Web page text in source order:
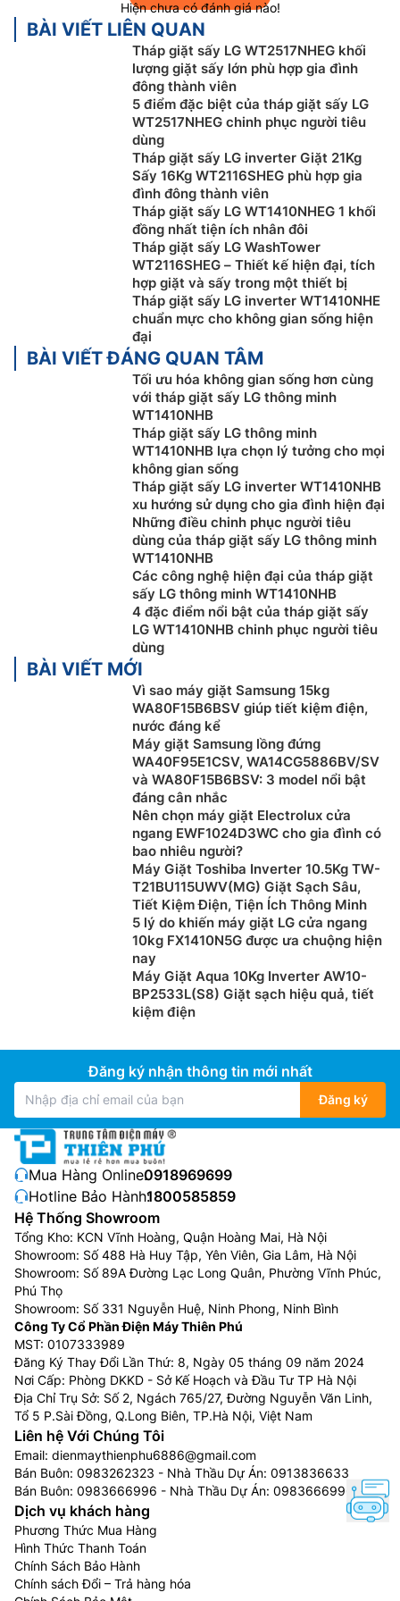
Công nghệ Auto Sense AI DD™
Công nghệ AI DD được tích hợp động cơ truyền động
trực tiếp Intello DD và công nghệ trí thông minh nhân
tạo AI, có khả năng nhận diện được khối lượng và độ
mềm của quần áo, từ đó giúp chuyển động lồng giặt
phù hợp để giặt sạch các vết bẩn bám trên áo quần,
bảo vệ quần áo tốt hơn 18%.
Công nghệ sấy Smart Paring™
Với công nghệ Smart Paring™, quần áo đã giặt của bạn
sẽ được sấy khô ở chu trình tối ưu nhất,, việc bạn cần
làm là chỉ cần nhấn nút bắt đầu và để
WashTower WT1410NHB tự làm những việc còn lại.
Chu trình chăm sóc dị ứng của LG
người dùng có thể mặc quần áo đầy tự tin khi biết
rằng Chu trình chăm sóc dị ứng của LG loại bỏ cho
bạn 99,9% mạt bụi gia đình có thể gây dị ứng.
Chế độ Giặt – Sấy nhanh trong 1 giờ
Nhờ chế độ Giặt và sấy nhanh của LG với tùy chọn
Chuẩn bị sấy, bạn có thể hoàn thành việc giặt và sấy
trong một giờ đối với mẻ giặt nhỏ như đồ thể thao và
đồ ngủ.
Hiện chưa có đánh giá nào!
BÀI VIẾT LIÊN QUAN
Tháp giặt sấy LG WT2517NHEG khối
lượng giặt sấy lớn phù hợp gia đình
đông thành viên
5 điểm đặc biệt của tháp giặt sấy LG
WT2517NHEG chinh phục người tiêu
dùng
Tháp giặt sấy LG inverter Giặt 21Kg
Sấy 16Kg WT2116SHEG phù hợp gia
đình đông thành viên
Tháp giặt sấy LG WT1410NHEG 1 khối
đồng nhất tiện ích nhân đôi
Tháp giặt sấy LG WashTower
WT2116SHEG – Thiết kế hiện đại, tích
hợp giặt và sấy trong một thiết bị
Tháp giặt sấy LG inverter WT1410NHE
chuẩn mực cho không gian sống hiện
đại
BÀI VIẾT ĐÁNG QUAN TÂM
Tối ưu hóa không gian sống hơn cùng
với tháp giặt sấy LG thông minh
WT1410NHB
Tháp giặt sấy LG thông minh
WT1410NHB lựa chọn lý tưởng cho mọi
không gian sống
Tháp giặt sấy LG inverter WT1410NHB
xu hướng sử dụng cho gia đình hiện đại
Những điều chinh phục người tiêu
dùng của tháp giặt sấy LG thông minh
WT1410NHB
Các công nghệ hiện đại của tháp giặt
sấy LG thông minh WT1410NHB
4 đặc điểm nổi bật của tháp giặt sấy
LG WT1410NHB chinh phục người tiêu
dùng
BÀI VIẾT MỚI
Vì sao máy giặt Samsung 15kg
WA80F15B6BSV giúp tiết kiệm điện,
nước đáng kể
Máy giặt Samsung lồng đứng
WA40F95E1CSV, WA14CG5886BV/SV
và WA80F15B6BSV: 3 model nổi bật
đáng cân nhắc
Nên chọn máy giặt Electrolux cửa
ngang EWF1024D3WC cho gia đình có
bao nhiêu người?
Máy Giặt Toshiba Inverter 10.5Kg TW-
T21BU115UWV(MG) Giặt Sạch Sâu,
Tiết Kiệm Điện, Tiện Ích Thông Minh
5 lý do khiến máy giặt LG cửa ngang
10kg FX1410N5G được ưa chuộng hiện
nay
Máy Giặt Aqua 10Kg Inverter AW10-
BP2533L(S8) Giặt sạch hiệu quả, tiết
kiệm điện
Đăng ký nhận thông tin mới nhất
Đăng ký
Mua Hàng Online:0918969699
Hotline Bảo Hành:1800585859
Hệ Thống Showroom
Tổng Kho: KCN Vĩnh Hoàng, Quận Hoàng Mai, Hà Nội
Showroom: Số 488 Hà Huy Tập, Yên Viên, Gia Lâm, Hà Nội
Showroom: Số 89A Đường Lạc Long Quân, Phường Vĩnh Phúc,
Phú Thọ
Showroom: Số 331 Nguyễn Huệ, Ninh Phong, Ninh Bình
Công Ty Cổ Phần Điện Máy Thiên Phú
MST: 0107333989
Đăng Ký Thay Đổi Lần Thứ: 8, Ngày 05 tháng 09 năm 2024
Nơi Cấp: Phòng DKKD - Sở Kế Hoạch và Đầu Tư TP Hà Nội
Địa Chỉ Trụ Sở: Số 2, Ngách 765/27, Đường Nguyễn Văn Linh,
Tổ 5 P.Sài Đồng, Q.Long Biên, TP.Hà Nội, Việt Nam
Liên hệ Với Chúng Tôi
Email: dienmaythienphu6886@gmail.com
Bán Buôn: 0983262323 - Nhà Thầu Dự Án: 0913836633
Bán Buôn: 0983666996 - Nhà Thầu Dự Án: 0983666996
Dịch vụ khách hàng
Phương Thức Mua Hàng
Hình Thức Thanh Toán
Chính Sách Bảo Hành
Chính sách Đổi – Trả hàng hóa